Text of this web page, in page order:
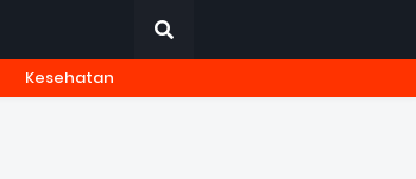
Kesehatan